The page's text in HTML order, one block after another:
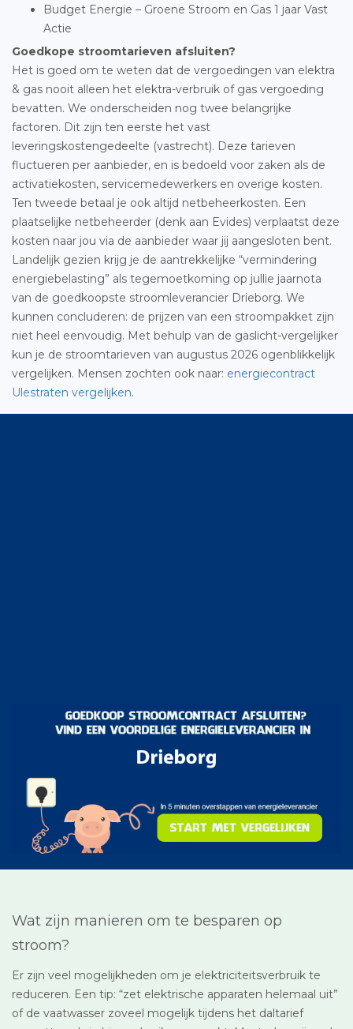
Budget Energie – Groene Stroom en Gas 1 jaar Vast
Actie
Goedkope stroomtarieven afsluiten?
Het is goed om te weten dat de vergoedingen van elektra
& gas nooit alleen het elektra-verbruik of gas vergoeding
bevatten. We onderscheiden nog twee belangrijke
factoren. Dit zijn ten eerste het vast
leveringskostengedeelte (vastrecht). Deze tarieven
fluctueren per aanbieder, en is bedoeld voor zaken als de
activatiekosten, servicemedewerkers en overige kosten.
Ten tweede betaal je ook altijd netbeheerkosten. Een
plaatselijke netbeheerder (denk aan Evides) verplaatst deze
kosten naar jou via de aanbieder waar jij aangesloten bent.
Landelijk gezien krijg je de aantrekkelijke “vermindering
energiebelasting” als tegemoetkoming op jullie jaarnota
van de goedkoopste stroomleverancier Drieborg. We
kunnen concluderen: de prijzen van een stroompakket zijn
niet heel eenvoudig. Met behulp van de gaslicht-vergelijker
kun je de stroomtarieven van augustus 2026 ogenblikkelijk
vergelijken. Mensen zochten ook naar: energiecontract
Ulestraten vergelijken.
Wat zijn manieren om te besparen op
stroom?
Er zijn veel mogelijkheden om je elektriciteitsverbruik te
reduceren. Een tip: “zet elektrische apparaten helemaal uit”
of de vaatwasser zoveel mogelijk tijdens het daltarief